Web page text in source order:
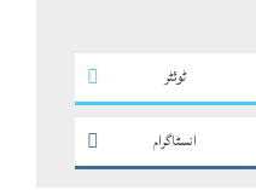
ٹوئٹر
انسٹاگرام